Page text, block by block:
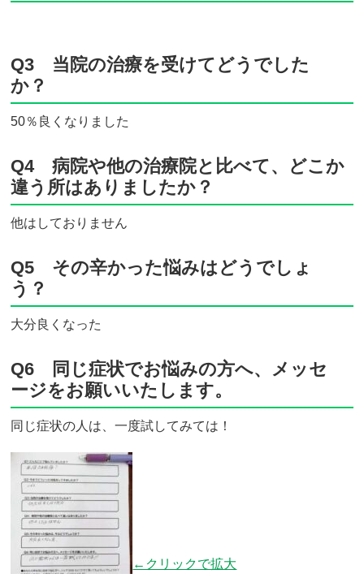
Q3 当院の治療を受けてどうでした
か？
50％良くなりました
Q4 病院や他の治療院と比べて、どこか
違う所はありましたか？
他はしておりません
Q5 その辛かった悩みはどうでしょ
う？
大分良くなった
Q6 同じ症状でお悩みの方へ、メッセ
ージをお願いいたします。
同じ症状の人は、一度試してみては！
←クリックで拡大